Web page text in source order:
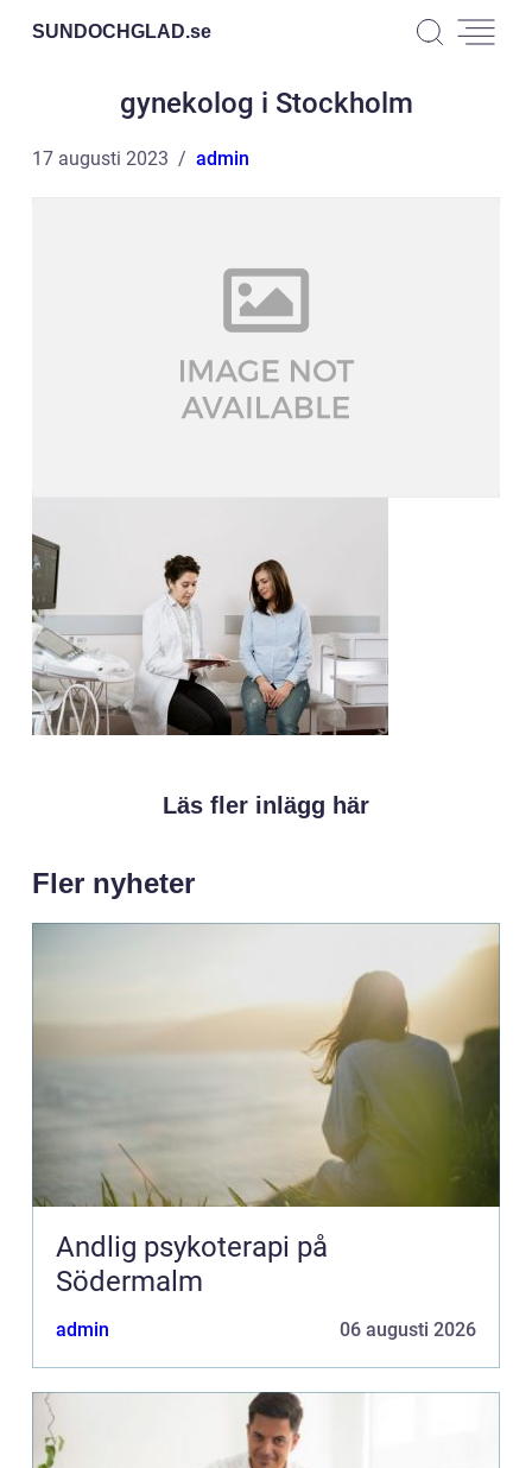
SUNDOCHGLAD.se
gynekolog i Stockholm
17 augusti 2023 admin
Läs fler inlägg här
Fler nyheter
Andlig psykoterapi på
Södermalm
admin 06 augusti 2026